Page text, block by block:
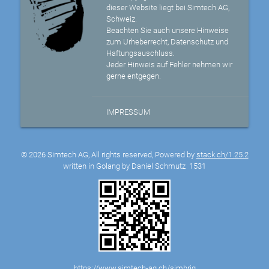
dieser Website liegt bei Simtech AG,
Schweiz.
Beachten Sie auch unsere Hinweise
zum Urheberrecht, Datenschutz und
Haftungsauschluss.
Jeder Hinweis auf Fehler nehmen wir
gerne entgegen.
IMPRESSUM
© 2026 Simtech AG, All rights reserved, Powered by stack.ch/1.25.2
written in Golang by Daniel Schmutz 1531